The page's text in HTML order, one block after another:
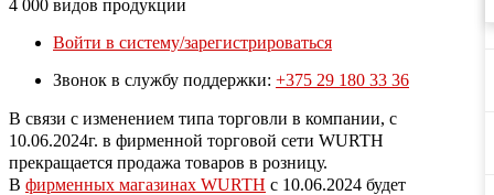
4 000 видов продукции
Войти в систему/зарегистрироваться
Звонок в службу поддержки: +375 29 180 33 36
В связи с изменением типа торговли в компании, с
10.06.2024г. в фирменной торговой сети WURTH
прекращается продажа товаров в розницу.
В фирменных магазинах WURTH c 10.06.2024 будет